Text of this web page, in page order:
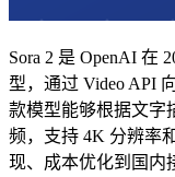
Sora 2 是 OpenAI 在
型，通过 Video API
款模型能够根据文字
频，支持 4K 分辨率
现、成本优化到国内